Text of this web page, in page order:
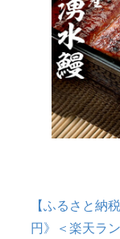
【ふるさと納
円》＜楽天ラ